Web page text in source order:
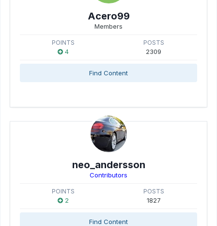
Acero99
Members
POINTS
4
POSTS
2309
Find Content
neo_andersson
Contributors
POINTS
2
POSTS
1827
Find Content